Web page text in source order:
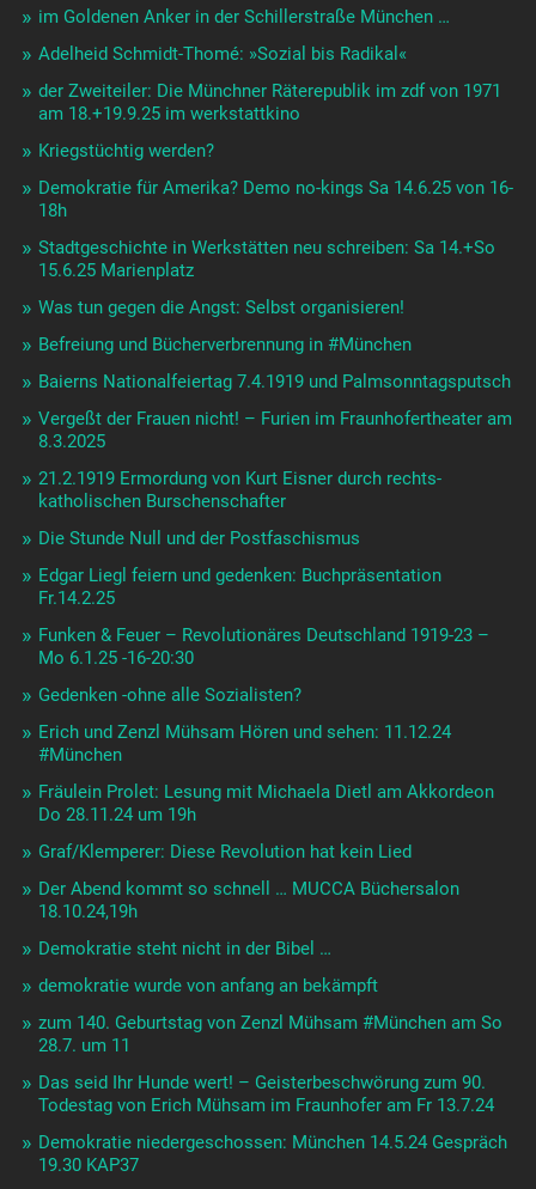
im Goldenen Anker in der Schillerstraße München …
Adelheid Schmidt-Thomé: »Sozial bis Radikal«
der Zweiteiler: Die Münchner Räterepublik im zdf von 1971
am 18.+19.9.25 im werkstattkino
Kriegstüchtig werden?
Demokratie für Amerika? Demo no-kings Sa 14.6.25 von 16-
18h
Stadtgeschichte in Werkstätten neu schreiben: Sa 14.+So
15.6.25 Marienplatz
Was tun gegen die Angst: Selbst organisieren!
Befreiung und Bücherverbrennung in #München
Baierns Nationalfeiertag 7.4.1919 und Palmsonntagsputsch
Vergeßt der Frauen nicht! – Furien im Fraunhofertheater am
8.3.2025
21.2.1919 Ermordung von Kurt Eisner durch rechts-
katholischen Burschenschafter
Die Stunde Null und der Postfaschismus
Edgar Liegl feiern und gedenken: Buchpräsentation
Fr.14.2.25
Funken & Feuer – Revolutionäres Deutschland 1919-23 –
Mo 6.1.25 -16-20:30
Gedenken -ohne alle Sozialisten?
Erich und Zenzl Mühsam Hören und sehen: 11.12.24
#München
Fräulein Prolet: Lesung mit Michaela Dietl am Akkordeon
Do 28.11.24 um 19h
Graf/Klemperer: Diese Revolution hat kein Lied
Der Abend kommt so schnell … MUCCA Büchersalon
18.10.24,19h
Demokratie steht nicht in der Bibel …
demokratie wurde von anfang an bekämpft
zum 140. Geburtstag von Zenzl Mühsam #München am So
28.7. um 11
Das seid Ihr Hunde wert! – Geisterbeschwörung zum 90.
Todestag von Erich Mühsam im Fraunhofer am Fr 13.7.24
Demokratie niedergeschossen: München 14.5.24 Gespräch
19.30 KAP37